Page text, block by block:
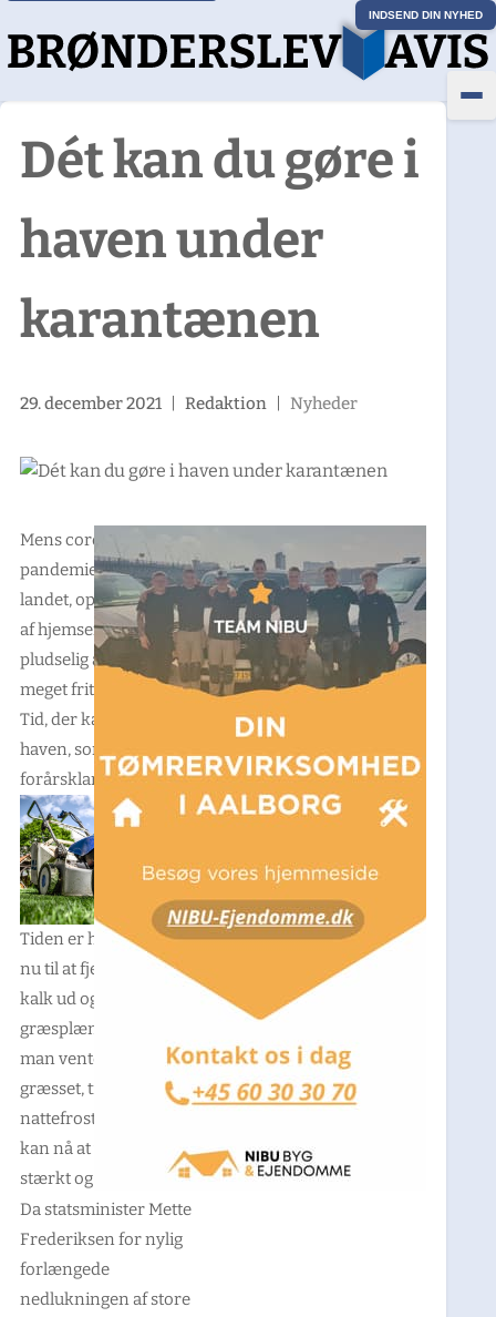
INDSEND DIN NYHED
Dét kan du gøre i
haven under
karantænen
29. december 2021 |Redaktion |Nyheder
Mens corona-
pandemien hærger
landet, oplever tusindvis
af hjemsendte danskere
pludselig at have utroligt
meget fritid på hånden.
Tid, der kan bruges i
haven, som netop nu er
forårsklar.
Tiden er helt rigtig netop
nu til at fjerne mos, strø
kalk ud og gøde sin
græsplæne. Samtidig bør
man vente med at slå
græsset, til vi ikke har
nattefrost mere, så det
kan nå at vokse sig
stærkt og tæt. Foto: PR.
Da statsminister Mette
Frederiksen for nylig
forlængede
nedlukningen af store